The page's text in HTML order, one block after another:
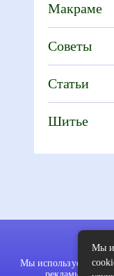
Макраме
Советы
Статьи
Шитье
Мы используем
Мы